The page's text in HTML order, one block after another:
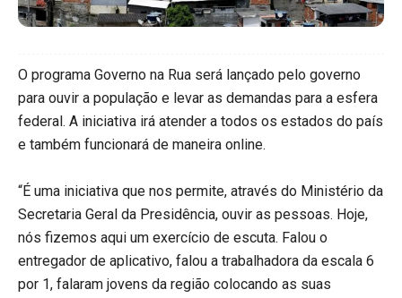
O programa Governo na Rua será lançado pelo governo
para ouvir a população e levar as demandas para a esfera
federal. A iniciativa irá atender a todos os estados do país
e também funcionará de maneira online.
“É uma iniciativa que nos permite, através do Ministério da
Secretaria Geral da Presidência, ouvir as pessoas. Hoje,
nós fizemos aqui um exercício de escuta. Falou o
entregador de aplicativo, falou a trabalhadora da escala 6
por 1, falaram jovens da região colocando as suas